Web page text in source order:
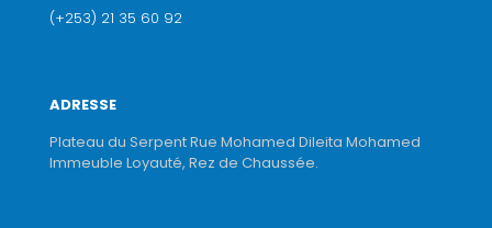
(+253) 21 35 60 92
ADRESSE
Plateau du Serpent Rue Mohamed Dileita Mohamed
Immeuble Loyauté, Rez de Chaussée.